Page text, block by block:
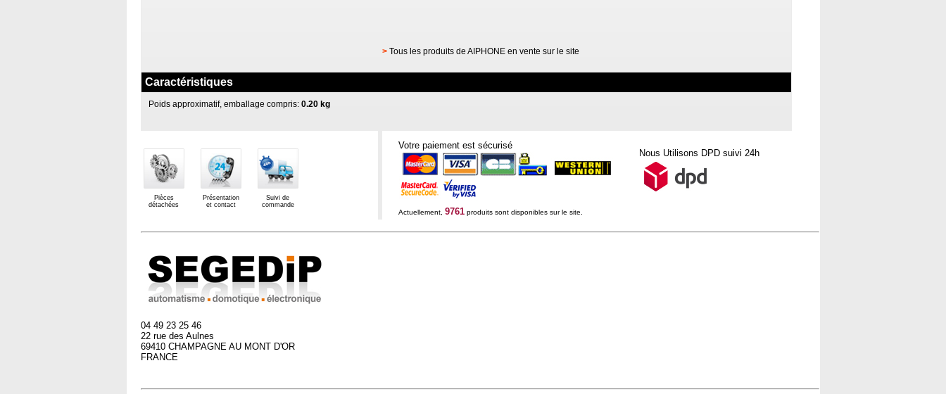
> Tous les produits de AIPHONE en vente sur le site
Caractéristiques
Poids approximatif, emballage compris:0.20 kg
Pièces
détachées
Présentation
et contact
Suivi de
commande
Votre paiement est sécurisé
Nous Utilisons DPD suivi 24h
Actuellement, 9761produits sont disponibles sur le site.
04 49 23 25 46
22 rue des Aulnes
69410 CHAMPAGNE AU MONT D'OR
FRANCE